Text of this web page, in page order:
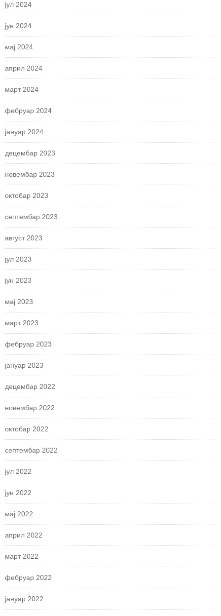
јул 2024
јун 2024
мај 2024
април 2024
март 2024
фебруар 2024
јануар 2024
децембар 2023
новембар 2023
октобар 2023
септембар 2023
август 2023
јул 2023
јун 2023
мај 2023
март 2023
фебруар 2023
јануар 2023
децембар 2022
новембар 2022
октобар 2022
септембар 2022
јул 2022
јун 2022
мај 2022
април 2022
март 2022
фебруар 2022
јануар 2022